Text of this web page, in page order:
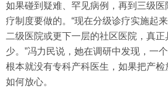
如果碰到疑难、罕见病例，再到三级
疗制度要做的。“现在分级诊疗实施起
二级医院或更下一层的社区医院，真
少。”冯力民说，她在调研中发现，一
根本就没有专科产科医生，如果把产
如何放心。